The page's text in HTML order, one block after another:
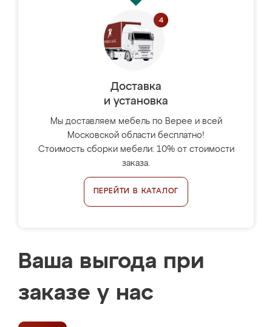
Доставка
и установка
Мы доставляем мебель по Верее и всей
Московской области бесплатно!
Стоимость сборки мебели: 10% от стоимости
заказа.
ПЕРЕЙТИ В КАТАЛОГ
Ваша выгода при
заказе у нас